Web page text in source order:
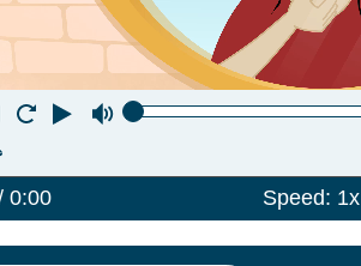
Play
Volume
0:00 Speed: 1x